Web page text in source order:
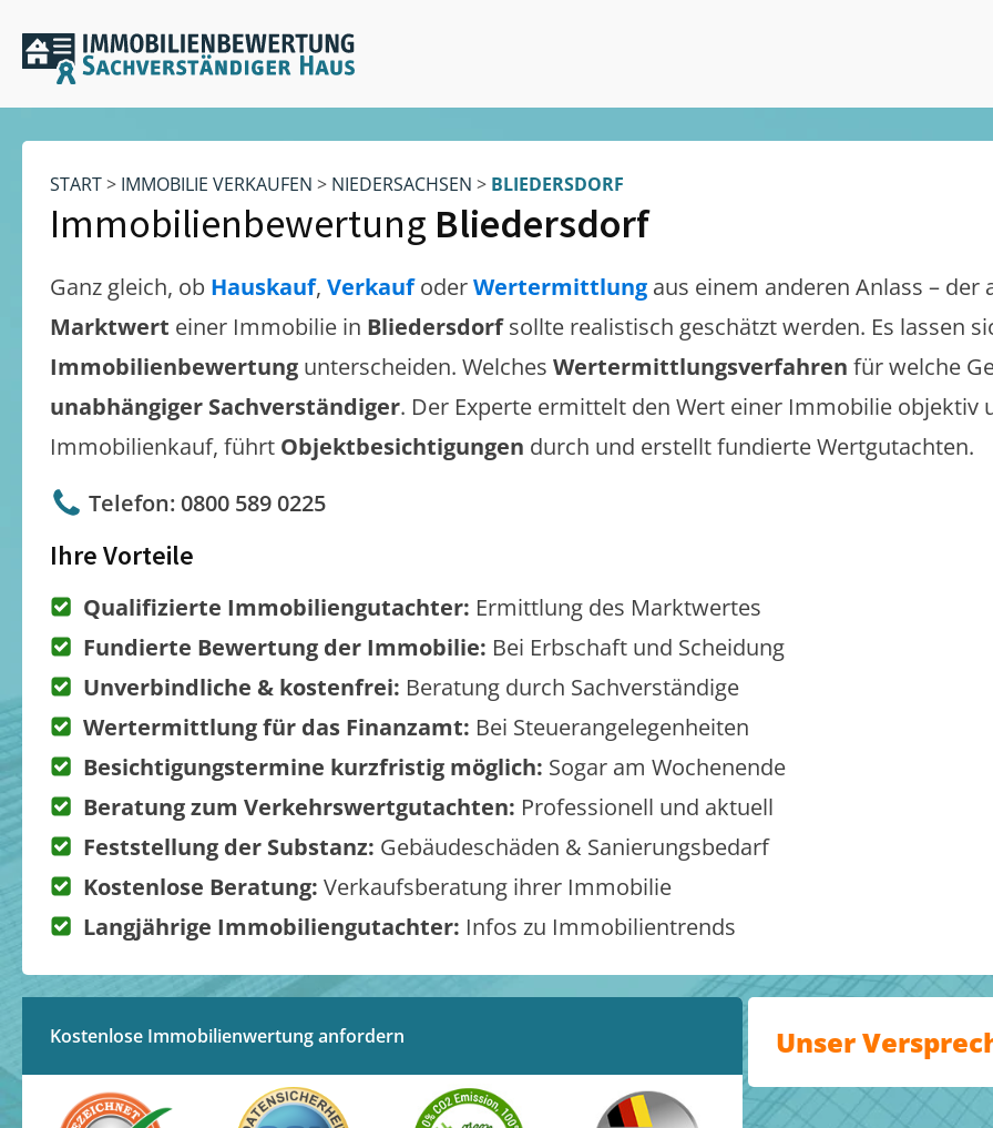
START> IMMOBILIE VERKAUFEN > NIEDERSACHSEN > BLIEDERSDORF
Immobilienbewertung Bliedersdorf
Ganz gleich, ob Hauskauf, VerkaufoderWertermittlung aus einem anderen Anlass – der
Marktwert einer Immobilie in Bliedersdorf sollte realistisch geschätzt werden. Es lassen
Immobilienbewertung unterscheiden. Welches Wertermittlungsverfahren für welche
unabhängiger Sachverständiger. Der Experte ermittelt den Wert einer Immobilie objektiv
Immobilienkauf, führt Objektbesichtigungen durch und erstellt fundierte Wertgutachten.
Telefon: 0800 589 0225
Ihre Vorteile
Qualifizierte Immobiliengutachter: Ermittlung des Marktwertes
Fundierte Bewertung der Immobilie: Bei Erbschaft und Scheidung
Unverbindliche & kostenfrei: Beratung durch Sachverständige
Wertermittlung für das Finanzamt: Bei Steuerangelegenheiten
Besichtigungstermine kurzfristig möglich: Sogar am Wochenende
Beratung zum Verkehrswertgutachten: Professionell und aktuell
Feststellung der Substanz: Gebäudeschäden & Sanierungsbedarf
Kostenlose Beratung: Verkaufsberatung ihrer Immobilie
Langjährige Immobiliengutachter: Infos zu Immobilientrends
Kostenlose Immobilienwertung anfordern Unser